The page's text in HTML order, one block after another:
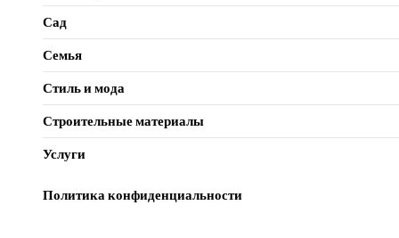
Сад
Семья
Стиль и мода
Строительные материалы
Услуги
Политика конфиденциальности